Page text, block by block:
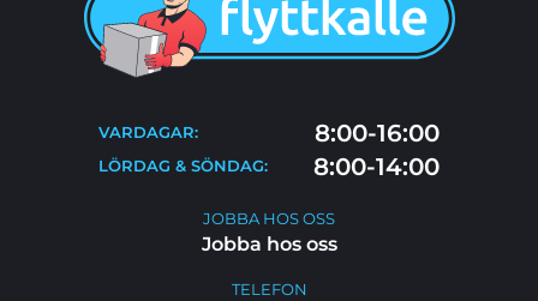
BLOGG
TIPS & RÅD
JOBBA HOS OSS
VARDAGAR: 8:00-16:00
LÖRDAG & SÖNDAG: 8:00-14:00
JOBBA HOS OSS
Jobba hos oss
TELEFON